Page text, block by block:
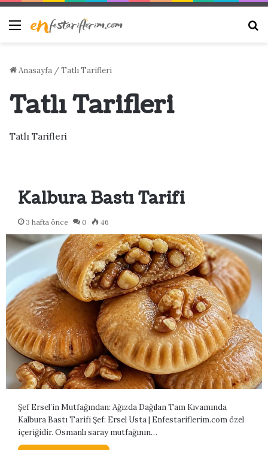
Menü
Anasayfa /Tatlı Tarifleri
Tatlı Tarifleri
Tatlı Tarifleri
Kalbura Bastı Tarifi
3 hafta önce 0 46
Şef Ersel’in Mutfağından: Ağızda Dağılan Tam Kıvamında
Kalbura Bastı Tarifi Şef: Ersel Usta | Enfestariflerim.com özel
içeriğidir. Osmanlı saray mutfağının…